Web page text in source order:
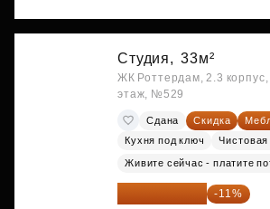
Студия, 33м²
ЖК Роттердам, 2.3 корпус,
этаж, №529
Сдана Скидка
Кухня под ключ
Чистовая
Живите сейчас - платите
25 264 074 ₽ -11%